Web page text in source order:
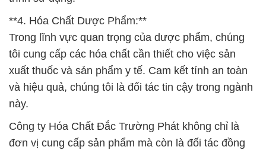
**4. Hóa Chất Dược Phẩm:**
Trong lĩnh vực quan trọng của dược phẩm, chúng
tôi cung cấp các hóa chất cần thiết cho việc sản
xuất thuốc và sản phẩm y tế. Cam kết tính an toàn
và hiệu quả, chúng tôi là đối tác tin cậy trong ngành
này.
Công ty Hóa Chất Đắc Trường Phát không chỉ là
đơn vị cung cấp sản phẩm mà còn là đối tác đồng